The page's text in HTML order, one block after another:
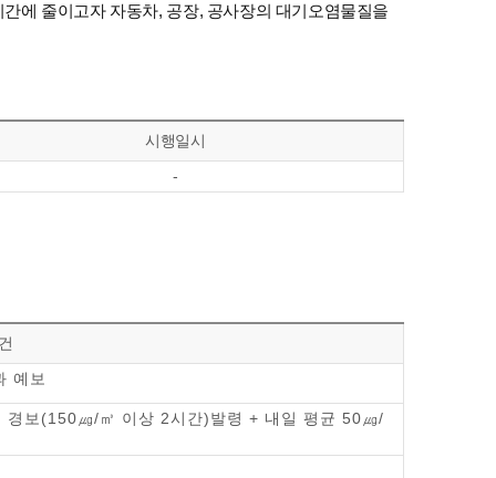
에 줄이고자 자동차, 공장, 공사장의 대기오염물질을
시행일시
-
예보
보(150㎍/㎥ 이상 2시간)발령 + 내일 평균 50㎍/